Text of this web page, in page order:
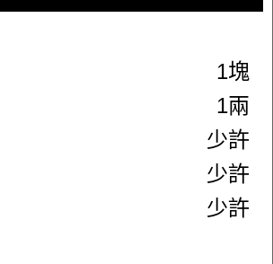
1塊
1兩
少許
少許
少許